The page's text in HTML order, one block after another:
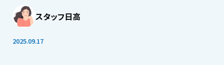
スタッフ日高
2025.09.17